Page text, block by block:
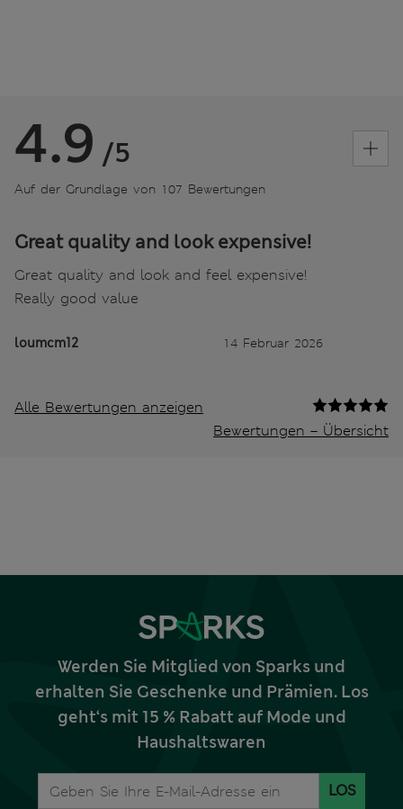
4.9 /5
Auf der Grundlage von 107 Bewertungen
Great quality and look expensive!
Great quality and look and feel expensive!
Really good value
loumcm12 14 Februar 2026
Alle Bewertungen anzeigen
Bewertungen – Übersicht
Werden Sie Mitglied von Sparks und
erhalten Sie Geschenke und Prämien. Los
geht‘s mit 15 % Rabatt auf Mode und
Haushaltswaren
LOS